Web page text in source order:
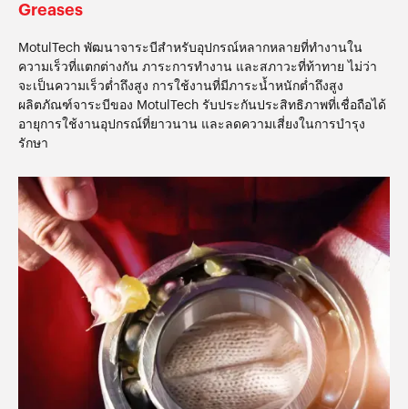
Greases
MotulTech พัฒนาจาระบีสำหรับอุปกรณ์หลากหลายที่ทำงานใน
ความเร็วที่แตกต่างกัน ภาระการทำงาน และสภาวะที่ท้าทาย ไม่ว่า
จะเป็นความเร็วต่ำถึงสูง การใช้งานที่มีภาระน้ำหนักต่ำถึงสูง
ผลิตภัณฑ์จาระบีของ MotulTech รับประกันประสิทธิภาพที่เชื่อถือได้
อายุการใช้งานอุปกรณ์ที่ยาวนาน และลดความเสี่ยงในการบำรุง
รักษา